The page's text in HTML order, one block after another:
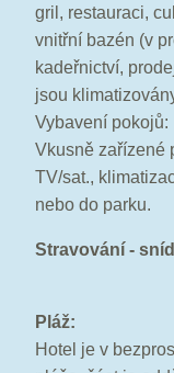
gril, restauraci,
vnitřní bazén (v
kadeřnictví,
jsou
Vybavení pokojů:
Vkusně zařízené
TV/sat.,
nebo do parku.
Stravování -
Pláž:
Hotel je v